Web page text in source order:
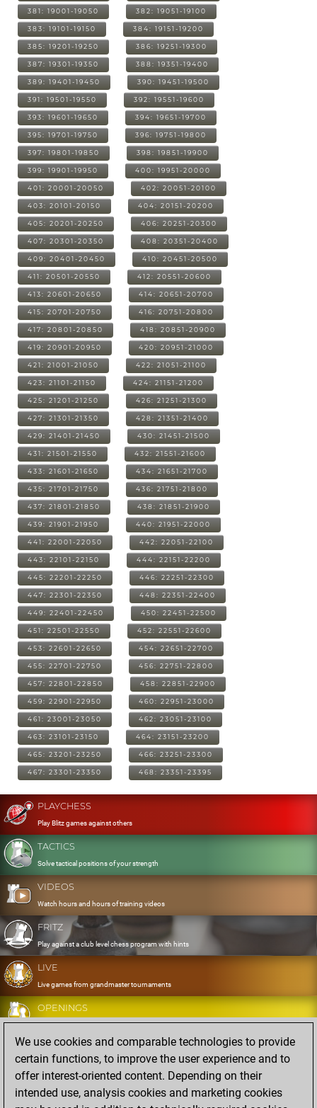
381: 19001-19050 382: 19051-19100
383: 19101-19150 384: 19151-19200
385: 19201-19250 386: 19251-19300
387: 19301-19350 388: 19351-19400
389: 19401-19450 390: 19451-19500
391: 19501-19550 392: 19551-19600
393: 19601-19650 394: 19651-19700
395: 19701-19750 396: 19751-19800
397: 19801-19850 398: 19851-19900
399: 19901-19950 400: 19951-20000
401: 20001-20050 402: 20051-20100
403: 20101-20150 404: 20151-20200
405: 20201-20250 406: 20251-20300
407: 20301-20350 408: 20351-20400
409: 20401-20450 410: 20451-20500
411: 20501-20550 412: 20551-20600
413: 20601-20650 414: 20651-20700
415: 20701-20750 416: 20751-20800
417: 20801-20850 418: 20851-20900
419: 20901-20950 420: 20951-21000
421: 21001-21050 422: 21051-21100
423: 21101-21150 424: 21151-21200
425: 21201-21250 426: 21251-21300
427: 21301-21350 428: 21351-21400
429: 21401-21450 430: 21451-21500
431: 21501-21550 432: 21551-21600
433: 21601-21650 434: 21651-21700
435: 21701-21750 436: 21751-21800
437: 21801-21850 438: 21851-21900
439: 21901-21950 440: 21951-22000
441: 22001-22050 442: 22051-22100
443: 22101-22150 444: 22151-22200
445: 22201-22250 446: 22251-22300
447: 22301-22350 448: 22351-22400
449: 22401-22450 450: 22451-22500
451: 22501-22550 452: 22551-22600
453: 22601-22650 454: 22651-22700
455: 22701-22750 456: 22751-22800
457: 22801-22850 458: 22851-22900
459: 22901-22950 460: 22951-23000
461: 23001-23050 462: 23051-23100
463: 23101-23150 464: 23151-23200
465: 23201-23250 466: 23251-23300
467: 23301-23350 468: 23351-23395
PLAYCHESS
Play Blitz games against others
TACTICS
Solve tactical positions of your strength
VIDEOS
Watch hours and hours of training videos
FRITZ
Play against a club level chess program with hints
LIVE
Live games from grandmaster tournaments
OPENINGS
Develop and exercise your openings
DATABASE
Eight million strong games
MYGAMES
Store and analyse your own games in the cloud
We use cookies and comparable technologies to provide
certain functions, to improve the user experience and to
offer interest-oriented content. Depending on their
intended use, analysis cookies and marketing cookies